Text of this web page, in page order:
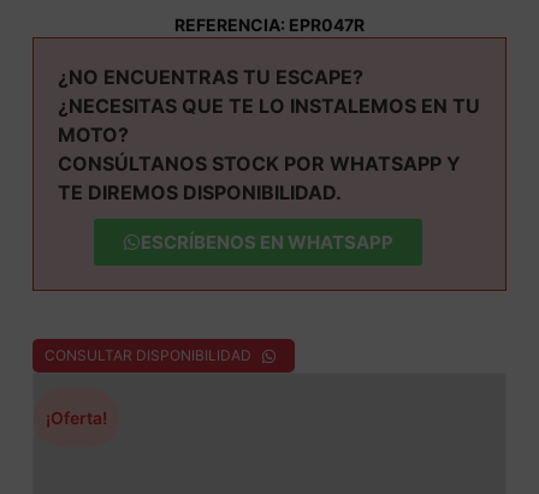
REFERENCIA: EPR047R
¿NO ENCUENTRAS TU ESCAPE?
¿NECESITAS QUE TE LO INSTALEMOS EN TU
MOTO?
CONSÚLTANOS STOCK POR WHATSAPP Y
TE DIREMOS DISPONIBILIDAD.
ESCRÍBENOS EN WHATSAPP
CONSULTAR DISPONIBILIDAD
¡Oferta!